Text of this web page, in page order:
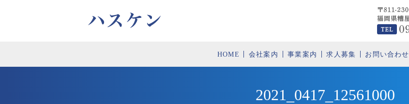
HOME 会社案内 事業案内 求人募集 お問い合わせ
2021_0417_12561000